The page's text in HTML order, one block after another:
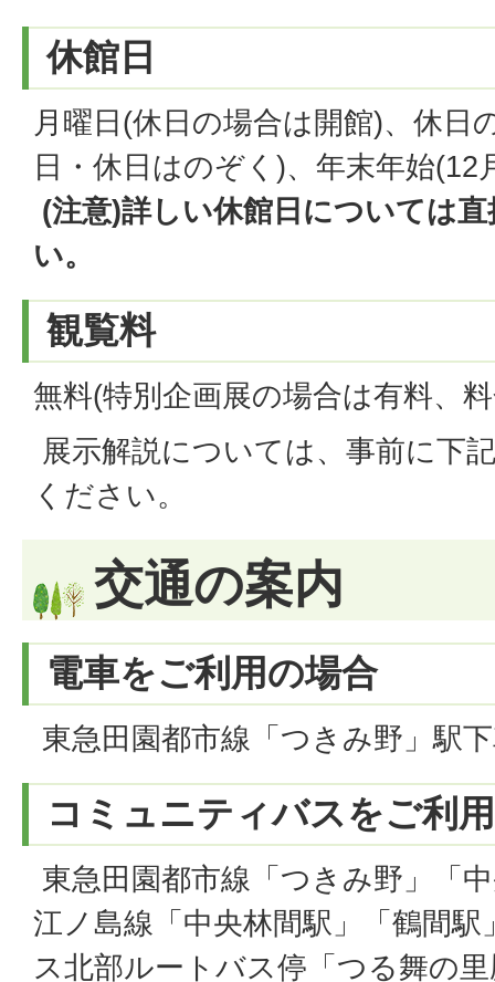
休館日
月曜日(休日の場合は開館)、休日
日・休日はのぞく)、年末年始(12
(注意)詳しい休館日については
い。
観覧料
無料(特別企画展の場合は有料、
展示解説については、事前に下
ください。
交通の案内
電車をご利用の場合
東急田園都市線「つきみ野」駅
コミュニティバスをご利
東急田園都市線「つきみ野」「
江ノ島線「中央林間駅」「鶴間
ス北部ルートバス停「つる舞の